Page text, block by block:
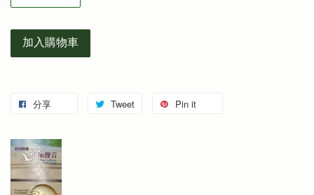
加入購物車
分享 Tweet Pin it